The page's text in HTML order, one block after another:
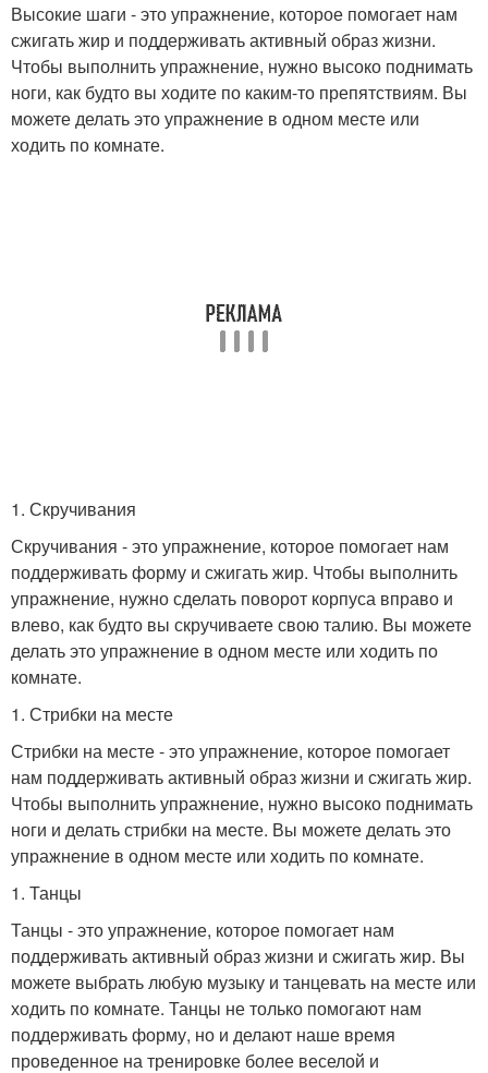
Высокие шаги - это упражнение, которое помогает нам
сжигать жир и поддерживать активный образ жизни.
Чтобы выполнить упражнение, нужно высоко поднимать
ноги, как будто вы ходите по каким-то препятствиям. Вы
можете делать это упражнение в одном месте или
ходить по комнате.
1. Скручивания
Скручивания - это упражнение, которое помогает нам
поддерживать форму и сжигать жир. Чтобы выполнить
упражнение, нужно сделать поворот корпуса вправо и
влево, как будто вы скручиваете свою талию. Вы можете
делать это упражнение в одном месте или ходить по
комнате.
1. Стрибки на месте
Стрибки на месте - это упражнение, которое помогает
нам поддерживать активный образ жизни и сжигать жир.
Чтобы выполнить упражнение, нужно высоко поднимать
ноги и делать стрибки на месте. Вы можете делать это
упражнение в одном месте или ходить по комнате.
1. Танцы
Танцы - это упражнение, которое помогает нам
поддерживать активный образ жизни и сжигать жир. Вы
можете выбрать любую музыку и танцевать на месте или
ходить по комнате. Танцы не только помогают нам
поддерживать форму, но и делают наше время
проведенное на тренировке более веселой и